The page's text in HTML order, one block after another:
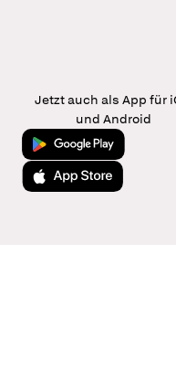
Jetzt auch als App für
und Android
Jetzt bei Google Play
Laden im App Store